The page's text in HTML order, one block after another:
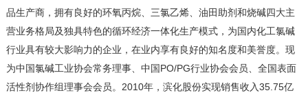
品生产商，拥有良好的环氧丙烷、三氯乙烯、油田助剂和烧碱四大主
营业务格局及独具特色的循环经济一体化生产模式，为国内化工氯碱
行业具有较大影响力的企业，在业内享有良好的知名度和美誉度。现
为中国氯碱工业协会常务理事、中国PO/PG行业协会会员、全国表面
活性剂协作组理事会会员。2010年，滨化股份实现销售收入35.75亿